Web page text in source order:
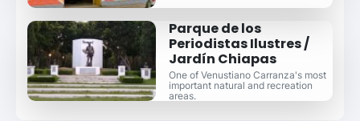
Parque de los
Periodistas Ilustres /
Jardín Chiapas
One of Venustiano Carranza's most
important natural and recreation
areas.